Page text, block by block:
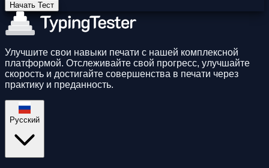
Начать Тест
Улучшите свои навыки печати с нашей комплексной
платформой. Отслеживайте свой прогресс, улучшайте
скорость и достигайте совершенства в печати через
практику и преданность.
Русский